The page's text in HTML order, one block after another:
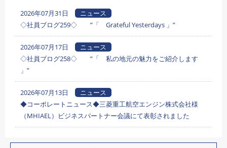
2026年07月31日
ニュース
◇社員ブログ259◇ ”「 Grateful Yesterdays 」”
2026年07月17日
ニュース
◇社員ブログ258◇ ”「 私の地元の魅力をご紹介します
」”
2026年07月13日
ニュース
◆コーポレートニュース◆三菱重工航空エンジン株式会社様
（MHIAEL）ビジネスパートナー会議にて表彰されました